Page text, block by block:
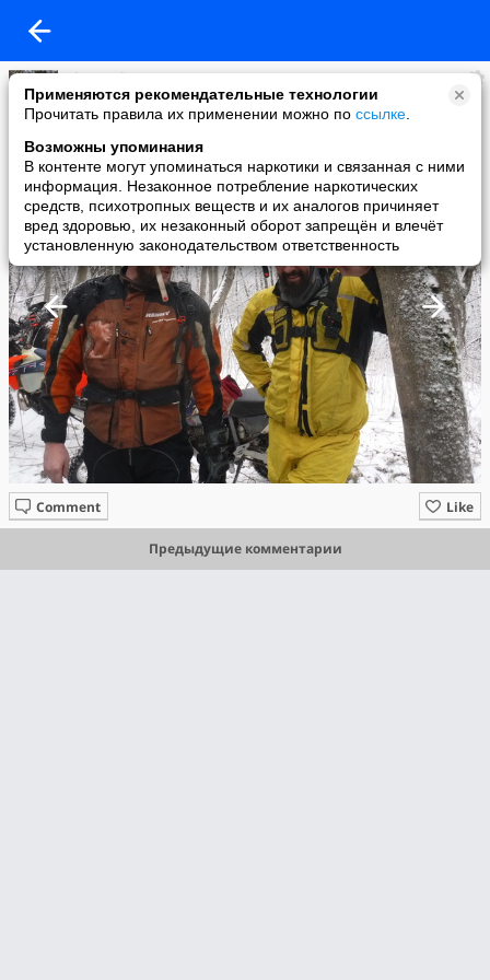
Применяются рекомендательные технологии
Прочитать правила их применении можно по ссылке
Возможны упоминания
В контенте могут упоминаться наркотики и связанная с ними
информация. Незаконное потребление наркотических
средств, психотропных веществ и их аналогов причиняет
вред здоровью, их незаконный оборот запрещён и влечёт
установленную законодательством ответственность
Cherepaha
added a photo
12 Dec в 12:47
Like
Comment
Предыдущие комментарии